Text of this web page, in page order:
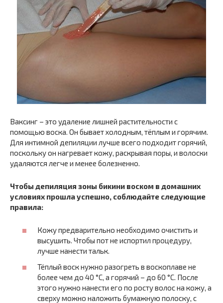
Ваксинг – это удаление лишней растительности с
помощью воска. Он бывает холодным, тёплым и горячим.
Для интимной депиляции лучше всего подходит горячий,
поскольку он нагревает кожу, раскрывая поры, и волоски
удаляются легче и менее болезненно.
Чтобы депиляция зоны бикини воском в домашних
условиях прошла успешно, соблюдайте следующие
правила:
Кожу предварительно необходимо очистить и
высушить. Чтобы пот не испортил процедуру,
лучше нанести тальк.
Тёплый воск нужно разогреть в воскоплаве не
более чем до 40 °C, а горячий – до 60 °C. После
этого нужно нанести его по росту волос на кожу, а
сверху можно наложить бумажную полоску, с